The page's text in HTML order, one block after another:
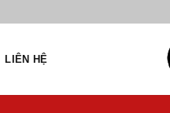
LIÊN HỆ